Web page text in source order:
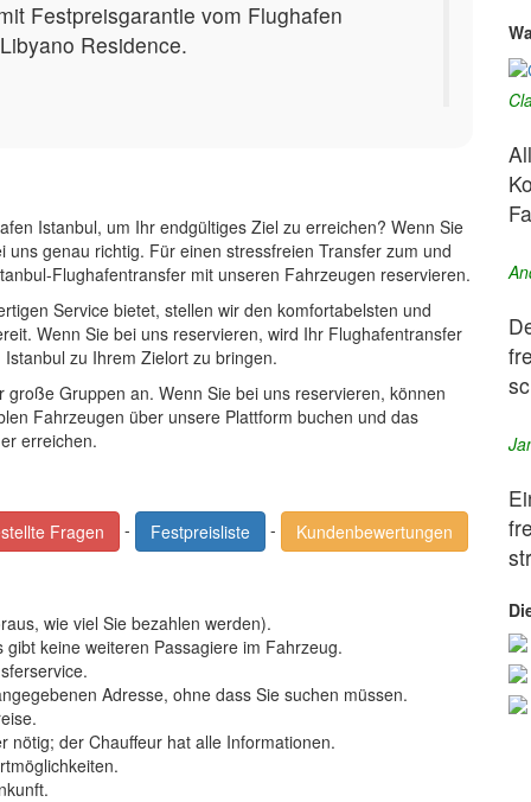
Festpreisgarantie vom Flughafen
Residence.
Istanbul, um Ihr endgültiges Ziel zu erreichen? Wenn Sie
uns genau richtig. Für einen stressfreien Transfer zum und
Flughafentransfer mit unseren Fahrzeugen reservieren.
Service bietet, stellen wir den komfortabelsten und
Wenn Sie bei uns reservieren, wird Ihr Flughafentransfer
zu Ihrem Zielort zu bringen.
Gruppen an. Wenn Sie bei uns reservieren, können
Fahrzeugen über unsere Plattform buchen und das
erreichen.
Fragen - Festpreisliste - Kundenbewertungen
wie viel Sie bezahlen werden).
keine weiteren Passagiere im Fahrzeug.
Adresse, ohne dass Sie suchen müssen.
nötig; der Chauffeur hat alle Informationen.